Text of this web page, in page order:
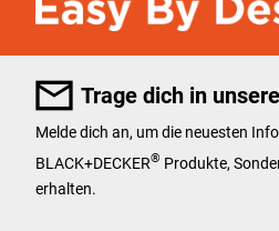
Trage dich in
Melde dich an, um die neuesten
BLACK+DECKER® Produkte,
erhalten.